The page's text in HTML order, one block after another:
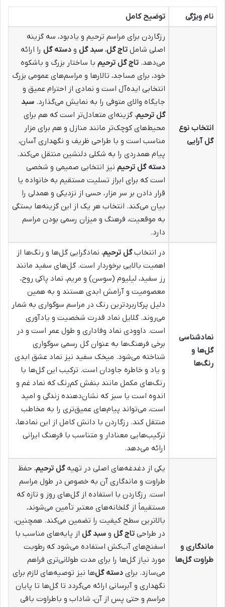
نام ویژگی توضیح کامل
انتخاب نوع
گل آرایی
رزگاردن برای مراسم ترحیم و یادبود، سه گزینه
اصلی شامل تاج گل، سبد گل و دسته گل را ارائه
می‌دهد. تاج گل ترحیم با ساختار بزرگ و باشکوه
خود، برای مساجد، تالارها و مراسم‌های عمومی بزرگ
انتخابی ایده‌آل است و نمادی از احترام عمیق و
جایگاه والای متوفی را به نمایش می‌گذارد. سبد
گل ترحیم، گزینه‌ای متعادل‌تر است که هم برای
محیط‌های کوچک‌تر مانند منازل و هم برای مزار
مناسب است و با طراحی ظریف و نگهداری آسان،
پیام همدردی را به شکلی دلنشین منتقل می‌کند.
دسته گل ترحیم نیز انتخابی صمیمی و شخصی
است که برای ابراز تسلیت مستقیم به خانواده یا
قرار دادن بر سر مزار، حسی از نزدیکی و همدلی را
بیان می‌کند. انتخاب هر یک از این گزینه‌ها بستگی
به موقعیت، فرهنگ و میزان رسمی بودن مراسم
دارد.
نمادشناسی
گل‌ها و
رنگ‌ها
در انتخابگل ترحیم، نمادگرایی گل‌ها و رنگ‌ها از
اهمیت بالایی برخوردار است. گل‌های سفید مانند
رز سفید، لیلیوم (سوسن) و مریم، نماد پاکی روح،
معصومیت و آرامش ابدی هستند و به همین
دلیل پرکاربردترین رنگ در مراسم سوگواری به شمار
می‌روند. گلایل نماد قدرت شخصیت و یادآوری
است. داوودی نماد وفاداری و طول عمر است و در
برخی فرهنگ‌ها به عنوان گل رسمی سوگواری
شناخته می‌شود. میخک سفید نیز نماد عشق ابدی
و یاد و خاطره جاودان است. ترکیب این گل‌ها با
رنگ‌های مکمل مانند بنفش کم‌رنگ که نماد غم و
اندوه است یا سبز که نشان‌دهنده زندگی و امید
است، می‌تواند پیام‌های عمیق‌تری را به مخاطب
منتقل کند. رزگاردن با دانش کامل از این نمادها،
ترکیب‌هایی معنا‌دار و متناسب با فرهنگ ایرانی
ارائه می‌دهد.
ماندگاری و
طراوت گل‌ها
یکی از دغدغه‌های اصلی در تهیهگل ترحیم، حفظ
طراوت و ماندگاری آن به خصوص در طول مراسم
است. رزگاردن با استفاده از گل‌های روز و تازه که
مستقیماً از گلخانه‌های معتبر تأمین می‌شوند،
بالاترین سطح کیفیت را تضمین می‌کند. همچنین،
در طراحی تاج گل و سبد گل از پایه‌های مناسب با
اسفنج‌های آب‌کش استفاده می‌شود که رطوبت
مورد نیاز گل‌ها را برای مدت طولانی‌تری فراهم
می‌سازد. برای دسته گل‌ها نیز توصیه‌های لازم برای
نگهداری و آبرسانی ارائه می‌گردد تا گل‌ها تا پایان
مراسم و حتی پس از آن، شاداب و باطراوت باقی